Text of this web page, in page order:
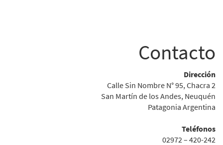
Contacto
Dirección
Calle Sin Nombre N° 95, Chacra 2
San Martín de los Andes, Neuquén
Patagonia Argentina
Teléfonos
02972 – 420-242